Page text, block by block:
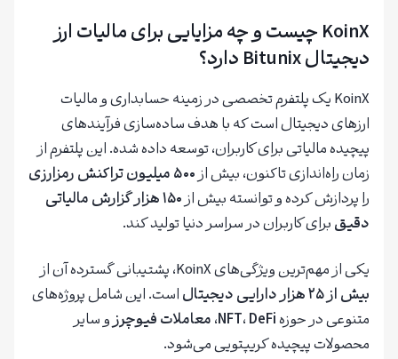
KoinX چیست و چه مزایایی برای مالیات ارز
دیجیتال Bitunix دارد؟
KoinX یک پلتفرم تخصصی در زمینه حسابداری و مالیات
ارزهای دیجیتال است که با هدف ساده‌سازی فرآیندهای
پیچیده مالیاتی برای کاربران، توسعه داده شده. این پلتفرم از
زمان راه‌اندازی تاکنون، بیش از۵۰۰ میلیون تراکنش رمزارزی
را پردازش کرده و توانسته بیش از
۱۵۰ هزار گزارش مالیاتی
دقیقبرای کاربران در سراسر دنیا تولید کند.
یکی از مهم‌ترین ویژگی‌های KoinX، پشتیبانی گسترده آن از
بیش از ۲۵ هزار دارایی دیجیتال
است. این شامل پروژه‌های
متنوعی در حوزه
NFT،DeFi ،معاملات فیوچرزو سایر
محصولات پیچیده کریپتویی می‌شود.